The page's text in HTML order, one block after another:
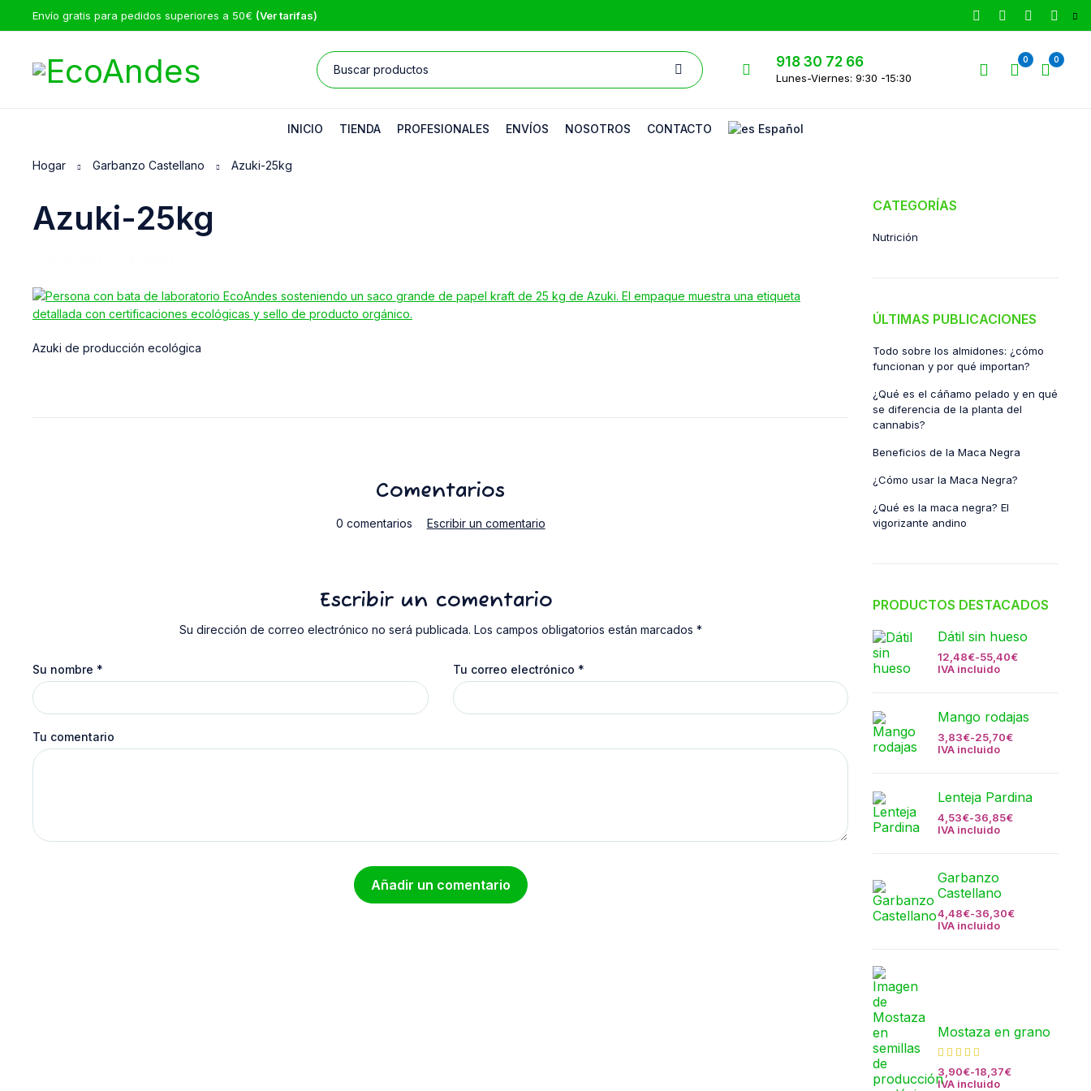
Envío gratis para pedidos superiores a 50€ (Ver tarifas)
918 30 72 66
Lunes-Viernes: 9:30 -15:30
0 0
INICIO TIENDA PROFESIONALES ENVÍOS NOSOTROS CONTACTO Español
Hogar Garbanzo Castellano Azuki-25kg
Azuki-25kg
Azuki de producción ecológica
Comentarios
0 comentarios Escribir un comentario
Escribir un comentario
Su dirección de correo electrónico no será publicada. Los campos obligatorios están marcados *
Su nombre * Tu correo electrónico *
Tu comentario
Añadir un comentario
CATEGORÍAS
Nutrición
ÚLTIMAS PUBLICACIONES
Todo sobre los almidones: ¿cómo
funcionan y por qué importan?
¿Qué es el cáñamo pelado y en qué
se diferencia de la planta del
cannabis?
Beneficios de la Maca Negra
¿Cómo usar la Maca Negra?
¿Qué es la maca negra? El
vigorizante andino
PRODUCTOS DESTACADOS
Dátil sin hueso
12,48€-55,40€
IVA incluido
Mango rodajas
3,83€-25,70€
IVA incluido
Lenteja Pardina
4,53€-36,85€
IVA incluido
Garbanzo
Castellano
4,48€-36,30€
IVA incluido
Mostaza en grano
3,90€-18,37€
IVA incluido